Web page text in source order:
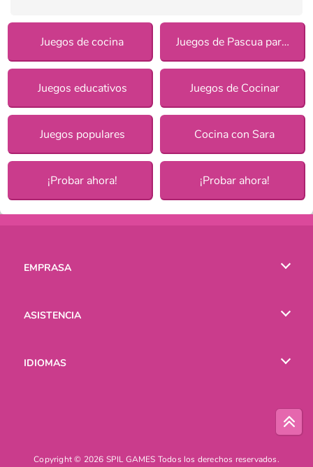
Juegos de cocina Juegos de Pascua para chicas
Juegos educativos Juegos de Cocinar
Juegos populares Cocina con Sara
¡Probar ahora! ¡Probar ahora!
EMPRASA
ASISTENCIA
IDIOMAS
Copyright © 2026 SPIL GAMES Todos los derechos reservados.